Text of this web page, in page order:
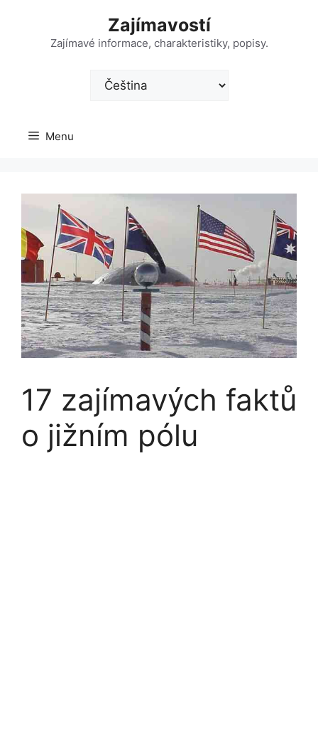
Zajímavostí
Zajímavé informace, charakteristiky, popisy.
Zvolte
jazyk
Menu
17 zajímavých faktů
o jižním pólu